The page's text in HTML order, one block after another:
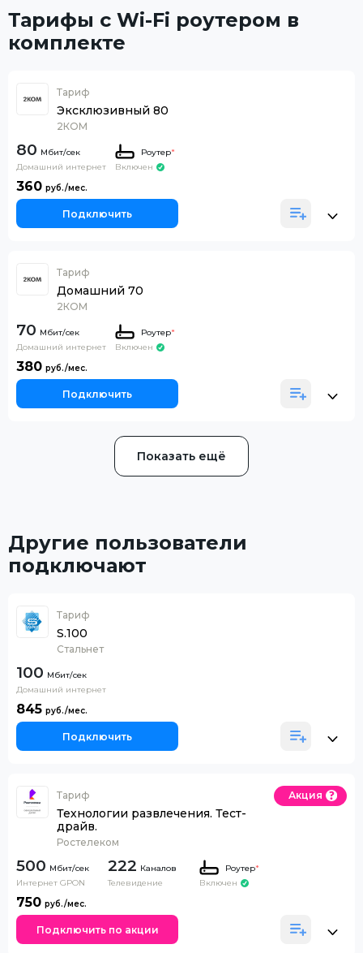
Тарифы с Wi-Fi роутером в
комплекте
Тариф
Эксклюзивный 80
2КОМ
80
Домашний интернет
Роутер*
Включен
360
Подключить
Тариф
Домашний 70
2КОМ
70
Домашний интернет
Роутер*
Включен
380
Подключить
Показать ещё
Другие пользователи
подключают
Тариф
S.100
Стальнет
100
Домашний интернет
845
Подключить
Тариф
Технологии развлечения. Тест-
драйв.
Ростелеком
Акция
500
Интернет GPON
222 Каналов
Телевидение
Роутер*
Включен
750
Подключить по акции